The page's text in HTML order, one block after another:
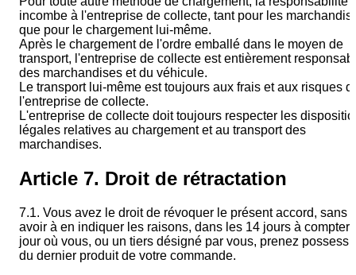
incombe à l'entreprise de collecte, tant pour les
que pour le chargement lui-même.
Après le chargement de l'ordre emballé dans le moyen de
transport, l'entreprise de collecte est entièrement
des marchandises et du véhicule.
Le transport lui-même est toujours aux frais et aux risques
l'entreprise de collecte.
L'entreprise de collecte doit toujours respecter les
légales relatives au chargement et au transport des
marchandises.
Article 7. Droit de rétractation
7.1. Vous avez le droit de révoquer le présent accord, sans
avoir à en indiquer les raisons, dans les 14 jours à compter
jour où vous, ou un tiers désigné par vous, prenez
du dernier produit de votre commande.